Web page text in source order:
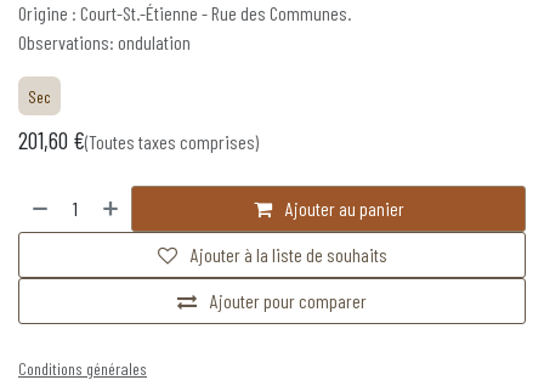
Origine : Court-St.-Étienne - Rue des Communes.
Observations: ondulation
Sec
201,60 €(Toutes taxes comprises)
Ajouter au panier
Ajouter pour comparer
Ajouter à la liste de souhaits
Conditions générales